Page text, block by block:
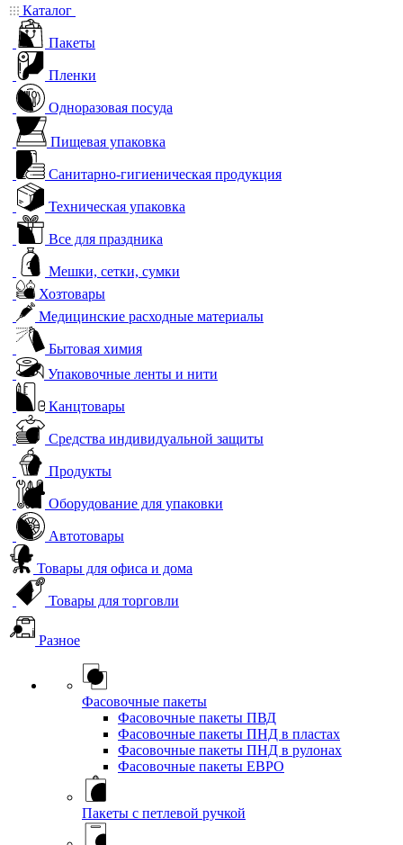
Каталог
Пакеты
Пленки
Одноразовая посуда
Пищевая упаковка
Санитарно-гигиеническая продукция
Техническая упаковка
Все для праздника
Мешки, сетки, сумки
Хозтовары
Медицинские расходные материалы
Бытовая химия
Упаковочные ленты и нити
Канцтовары
Средства индивидуальной защиты
Продукты
Оборудование для упаковки
Автотовары
Товары для офиса и дома
Товары для торговли
Разное
Фасовочные пакеты
Фасовочные пакеты ПВД
Фасовочные пакеты ПНД в пластах
Фасовочные пакеты ПНД в рулонах
Фасовочные пакеты ЕВРО
Пакеты с петлевой ручкой